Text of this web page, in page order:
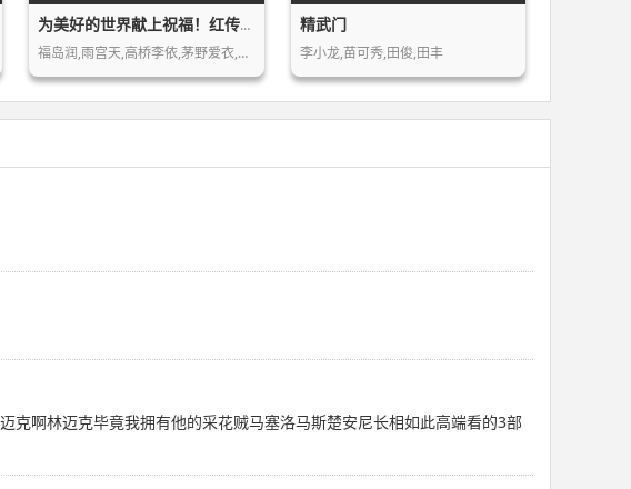
为美好的世界献上祝福！红传说
福岛润,雨宫天,高桥李依,茅野爱衣,丰崎…
精武门
李小龙,苗可秀,田俊,田丰
啊林迈克毕竟我拥有他的采花贼马塞洛马斯楚安尼长相如此高端看的3部